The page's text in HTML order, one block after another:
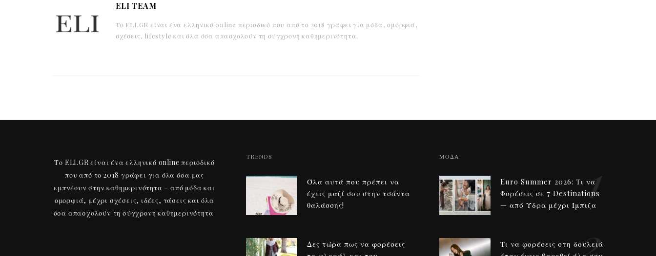
ELI TEAM
Το ELI.GR είναι ένα ελληνικό online περιοδικό που από το 2018 γράφει για μόδα, ομορφιά,
σχέσεις, lifestyle και όλα όσα απασχολούν τη σύγχρονη καθημερινότητα.
Το ELI.GR είναι ένα ελληνικό online περιοδικό
που από το 2018 γράφει για όλα όσα μας
εμπνέουν στην καθημερινότητα – από μόδα και
ομορφιά, μέχρι σχέσεις, ιδέες, τάσεις και όλα
όσα απασχολούν τη σύγχρονη καθημερινότητα.
TRENDS
Όλα αυτά που πρέπει να
έχεις μαζί σου στην τσάντα
θαλάσσης!
Δες τώρα πως να φορέσεις
ΜΟΔΑ
Euro Summer 2026: Τι να
Φορέσεις σε 7 Destinations
— από Ύδρα μέχρι Ίμπιζα
1
Τι να φορέσεις στη δουλειά
2